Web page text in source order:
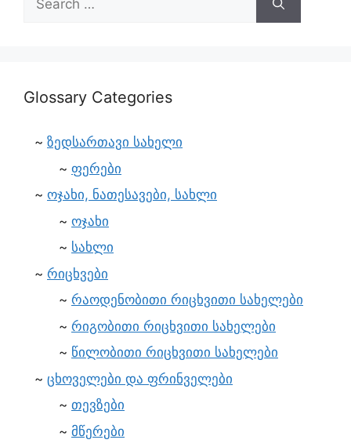
Glossary Categories
ზედსართავი სახელი
ფერები
ოჯახი, ნათესავები, სახლი
ოჯახი
სახლი
რიცხვები
რაოდენობითი რიცხვითი სახელები
რიგობითი რიცხვითი სახელები
წილობითი რიცხვითი სახელები
ცხოველები და ფრინველები
თევზები
მწერები